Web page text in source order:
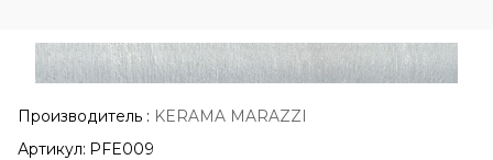
Производитель : KERAMA MARAZZI
Артикул: PFE009